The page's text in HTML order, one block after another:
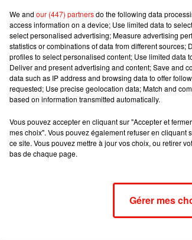
dans la matinée pour prendre fin
seront mis en place par la
ses usagers à reporter leurs voyages.
est prévue entreOrléansetParis de
entre samedi 10h45 et dimanche
Pentecôte.
We and our (447) partnersdo the following data
access information on a device; Use limited data to
select personalised advertising; Measure advertising
statistics or combinations of data from different
profiles to select personalised content; Use limited data
Deliver and present advertising and content; Save and
data such as IP address and browsing data to offer
requested; Use precise geolocation data; Match and
based on information transmitted automatically.
Vous pouvez accepter en cliquant sur "Accepter et
mes choix". Vous pouvez également refuser en
ce site. Vous pouvez mettre à jour vos choix, ou retirer
bas de chaque page.
Gérer mes